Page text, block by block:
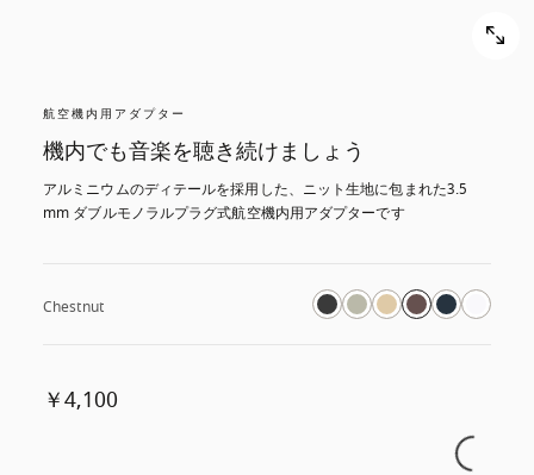
航空機内用アダプター
機内でも音楽を聴き続けましょう
アルミニウムのディテールを採用した、ニット生地に包まれた3.5
mm ダブルモノラルプラグ式航空機内用アダプターです
Chestnut
￥4,100